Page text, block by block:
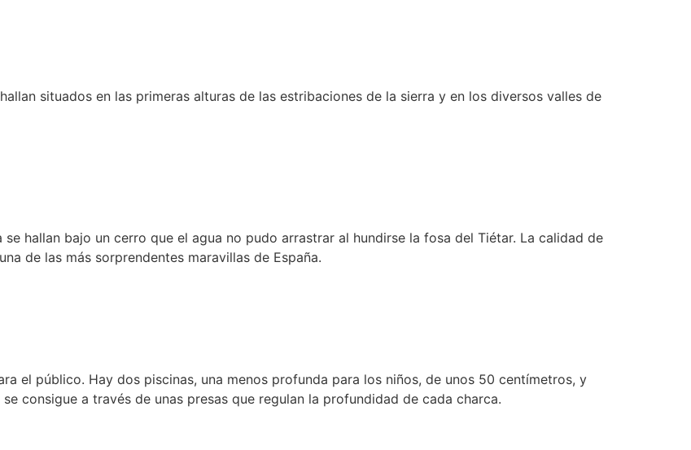
situados en las primeras alturas de las estribaciones de la sierra y en los diversos valles de
hallan bajo un cerro que el agua no pudo arrastrar al hundirse la fosa del Tiétar. La calidad de
de las más sorprendentes maravillas de España.
el público. Hay dos piscinas, una menos profunda para los niños, de unos 50 centímetros, y
consigue a través de unas presas que regulan la profundidad de cada charca.